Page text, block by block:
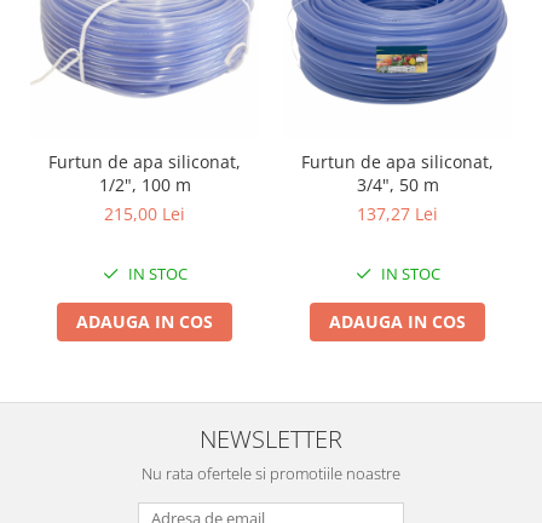
Zdrobitoare manuale
Masini de cusut si accesorii
Articole antidaunatori gradina
Suflante si aspiratoare exterior
Unelte altoit
Folie si plase pt plante
Masini de maturat manuale
Aragaze, plite, piese butelii de
Accesorii aragaze & butelii
Furtun de apa siliconat,
1/2", 100 m
215,00 Lei
IN STOC
ADAUGA IN COS
Furtun de apa siliconat,
3/4", 50 m
137,27 Lei
IN STOC
ADAUGA IN COS
NEWSLETTER
Nu rata ofertele si promotiile noastre